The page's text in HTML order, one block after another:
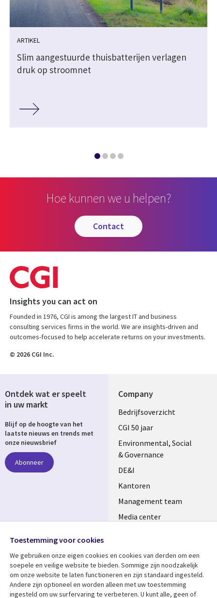
ARTIKEL
Slim aangestuurde thuisbatterijen verlagen
druk op stroomnet
Hoe kunnen we u helpen?
contact
Insights you can act on
Founded in 1976, CGI is among the largest IT and business
consulting services firms in the world. We are insights-driven and
outcomes-focused to help accelerate returns on your investments.
© 2026 CGI Inc.
Company
Useful
links
NETHERLANDS
Bedrijfsoverzicht
CGI 50 jaar
Environmental, Social
& Governance
DE&I
Kantoren
Management team
Media center
Bekijk meer Support
Ontdek wat er speelt
in uw markt
Blijf op de hoogte van het
laatste nieuws en trends met
onze nieuwsbrief
Abonneer
Media
NETHERLANDS
Toestemming voor cookies
We gebruiken onze eigen cookies en cookies van derden om een ​​
soepele en veilige website te bieden. Sommige zijn noodzakelijk
om onze website te laten functioneren en zijn standaard ingesteld.
Andere zijn optioneel en worden alleen met uw toestemming
ingesteld om uw surfervaring te verbeteren. U kunt alle, geen of